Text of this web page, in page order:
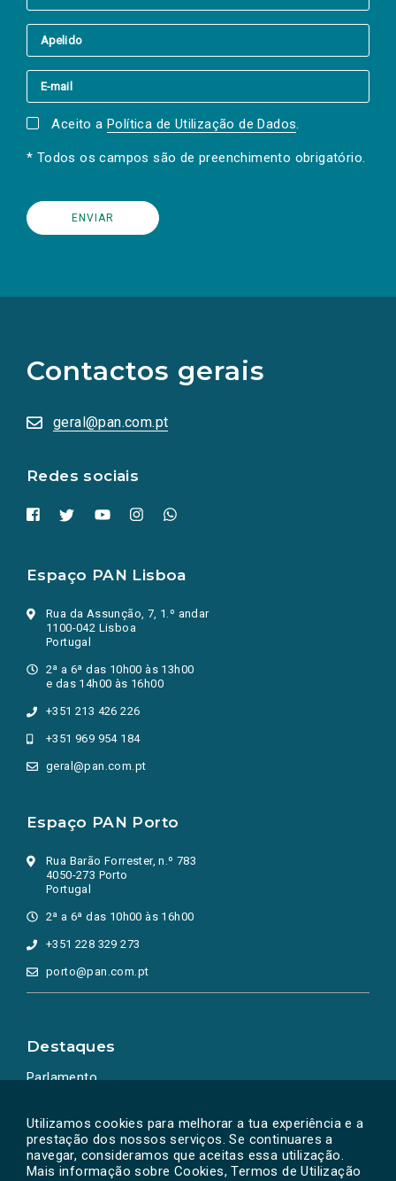
Utilizamos cookies para melhorar a tua experiência e a
prestação dos nossos serviços. Se continuares a
navegar, consideramos que aceitas essa utilização.
Mais informação sobre Cookies, Termos de Utilização
Aceito a Política de Utilização de Dados.
* Todos os campos são de preenchimento obrigatório.
Contactos gerais
geral@pan.com.pt
Redes sociais
redes
sociais
numa
nova
Espaço PAN Lisboa
Rua da Assunção, 7, 1.º andar
1100-042 Lisboa
Portugal
2ª a 6ª das 10h00 às 13h00
e das 14h00 às 16h00
+351 213 426 226
+351 969 954 184
geral@pan.com.pt
Espaço PAN Porto
Rua Barão Forrester, n.º 783
4050-273 Porto
Portugal
2ª a 6ª das 10h00 às 16h00
+351 228 329 273
porto@pan.com.pt
Destaques
Parlamento